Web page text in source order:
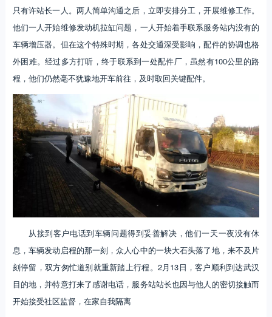
只有许站长一人。两人简单沟通之后，立即安排分工，开展维修工作。
他们一人开始维修发动机拉缸问题，一人开始着手联系服务站内没有的
车辆增压器。但在这个特殊时期，各处交通深受影响，配件的协调也格
外困难。经过多方打听，终于联系到一处配件厂，虽然有100公里的路
程，他们仍然毫不犹豫地开车前往，及时取回关键配件。
从接到客户电话到车辆问题得到妥善解决，他们一天一夜没有休
息，车辆发动启程的那一刻，众人心中的一块大石头落了地，来不及片
刻停留，双方匆忙道别就重新踏上行程。2月13日，客户顺利到达武汉
目的地，并特意打来了感谢电话，服务站站长也因与他人的密切接触而
开始接受社区监督，在家自我隔离